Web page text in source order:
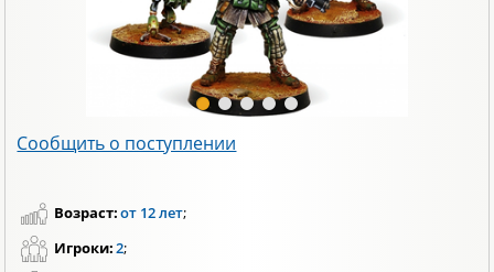
Сообщить о поступлении
Возраст:от 12 лет;
Игроки:2;